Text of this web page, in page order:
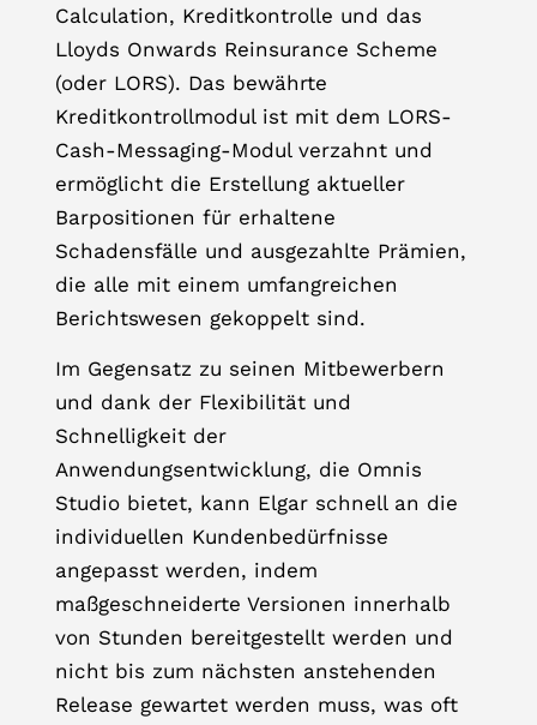
Calculation, Kreditkontrolle und das
Lloyds Onwards Reinsurance Scheme
(oder LORS). Das bewährte
Kreditkontrollmodul ist mit dem LORS-
Cash-Messaging-Modul verzahnt und
ermöglicht die Erstellung aktueller
Barpositionen für erhaltene
Schadensfälle und ausgezahlte Prämien,
die alle mit einem umfangreichen
Berichtswesen gekoppelt sind.
Im Gegensatz zu seinen Mitbewerbern
und dank der Flexibilität und
Schnelligkeit der
Anwendungsentwicklung, die Omnis
Studio bietet, kann Elgar schnell an die
individuellen Kundenbedürfnisse
angepasst werden, indem
maßgeschneiderte Versionen innerhalb
von Stunden bereitgestellt werden und
nicht bis zum nächsten anstehenden
Release gewartet werden muss, was oft